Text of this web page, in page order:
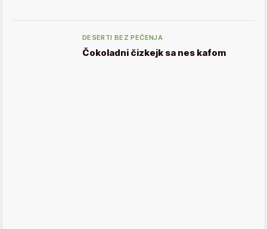
DESERTI BEZ PEČENJA
Čokoladni čizkejk sa nes kafom